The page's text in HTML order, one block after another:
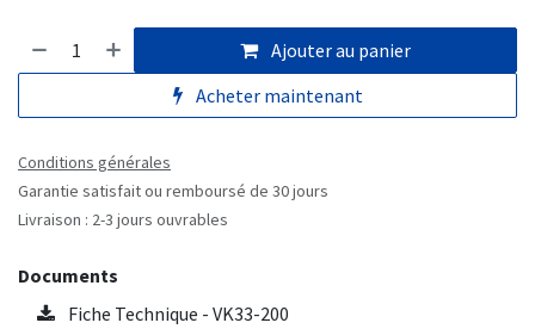
Ajouter au panier
Acheter maintenant
Conditions générales
Garantie satisfait ou remboursé de 30 jours
Livraison : 2-3 jours ouvrables
Documents
Fiche Technique - VK33-200